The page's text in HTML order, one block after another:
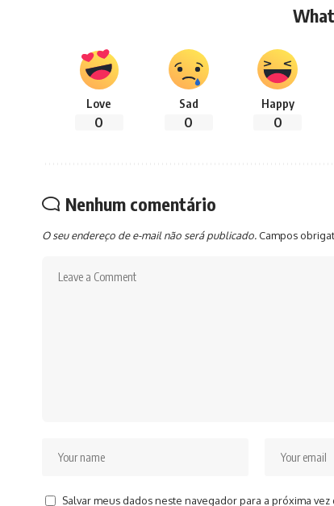
Love
0
Sad
0
Happy
0
Nenhum comentário
O seu endereço de e-mail não será publicado. Campos
Salvar meus dados neste navegador para a próxima